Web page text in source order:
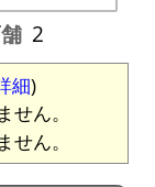
2
細)
ん。
ん。